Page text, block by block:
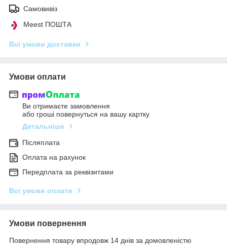
Самовивіз
Meest ПОШТА
Всі умови доставки
Умови оплати
Ви отримаєте замовлення
або гроші повернуться на вашу картку
Детальніше
Післяплата
Оплата на рахунок
Передплата за реквізитами
Всі умови оплати
Умови повернення
Повернення товару впродовж 14 днів за домовленістю